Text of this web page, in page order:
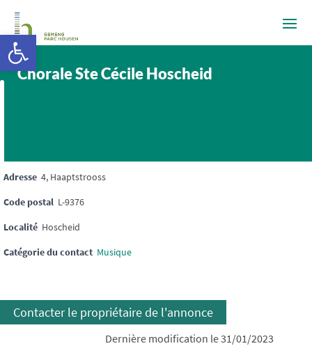
Chorale Ste Cécile Hoscheid
Adresse 4, Haaptstrooss
Code postal L-9376
Localité Hoscheid
Catégorie du contact Musique
Contacter le propriétaire de l'annonce
Dernière modification le 31/01/2023
Ouvrir la barre d’outils